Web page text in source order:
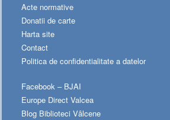
Acte normative
Donatii de carte
Harta site
Contact
Politica de confidentialitate a datelor
Facebook – BJAI
Europe Direct Valcea
Blog Biblioteci Vâlcene